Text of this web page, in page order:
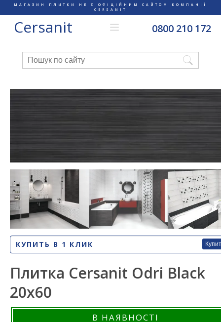
МАГАЗИН ПЛИТКИ НЕ Є ОФІЦІЙНИМ САЙТОМ КОМПАНІЇ
CERSANIT
Cersanit 0800 210 172
КУПИТЬ В 1 КЛИК
Плитка Cersanit Odri Black
20x60
В НАЯВНОСТІ